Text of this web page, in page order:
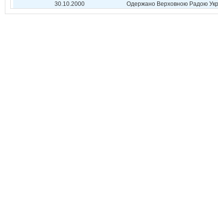
30.10.2000
Одержано Верховною Радою